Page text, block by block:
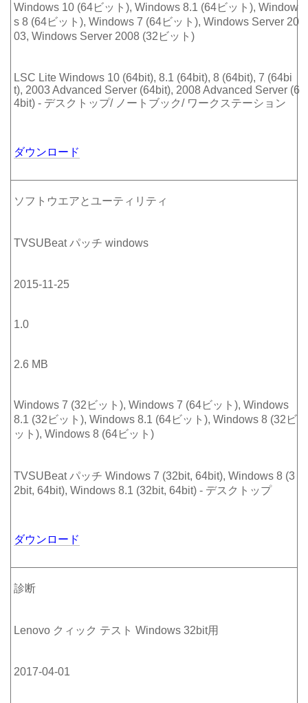
Windows 10 (64ビット), Windows 8.1 (64ビット), Window
s 8 (64ビット), Windows 7 (64ビット), Windows Server 20
03, Windows Server 2008 (32ビット)
LSC Lite Windows 10 (64bit), 8.1 (64bit), 8 (64bit), 7 (64bi
t), 2003 Advanced Server (64bit), 2008 Advanced Server (6
4bit) - デスクトップ/ ノートブック/ ワークステーション
ダウンロード
ソフトウエアとユーティリティ
TVSUBeat パッチ windows
2015-11-25
1.0
2.6 MB
Windows 7 (32ビット), Windows 7 (64ビット), Windows
8.1 (32ビット), Windows 8.1 (64ビット), Windows 8 (32ビ
ット), Windows 8 (64ビット)
TVSUBeat パッチ Windows 7 (32bit, 64bit), Windows 8 (3
2bit, 64bit), Windows 8.1 (32bit, 64bit) - デスクトップ
ダウンロード
診断
Lenovo クィック テスト Windows 32bit用
2017-04-01